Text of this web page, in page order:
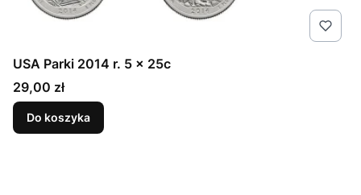
USA Parki 2014 r. 5 x 25c
Cena
29,00 zł
Do koszyka